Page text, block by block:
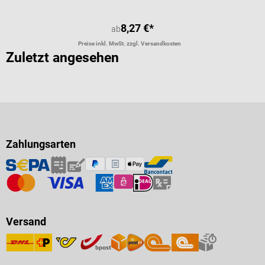
ab8,27 €*
Preise inkl. MwSt. zzgl. Versandkosten
Zuletzt angesehen
Zahlungsarten
Versand